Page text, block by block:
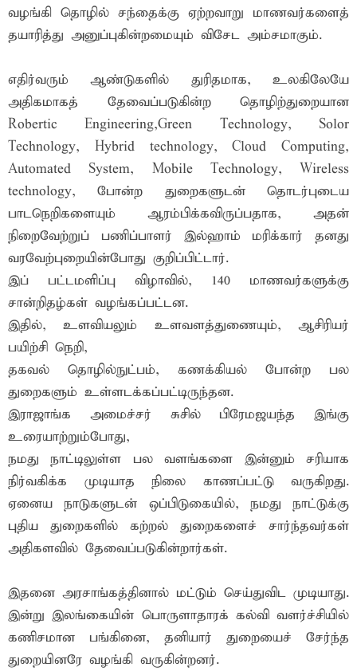
வழங்கி தொழில் சந்தைக்கு ஏற்றவாறு மாணவர்களைத்
தயாரித்து அனுப்புகின்றமையும் விசேட அம்சமாகும்.
எதிர்வரும் ஆண்டுகளில் துரிதமாக, உலகிலேயே
அதிகமாகத் தேவைப்படுகின்ற தொழிற்துறையான
Robertic Engineering,Green Technology, Solor
Technology, Hybrid technology, Cloud Computing,
Automated System, Mobile Technology, Wireless
technology, போன்ற துறைகளுடன் தொடர்புடைய
பாடநெறிகளையும் ஆரம்பிக்கவிருப்பதாக, அதன்
நிறைவேற்றுப் பணிப்பாளர் இல்ஹாம் மரிக்கார் தனது
வரவேற்புறையின்போது குறிப்பிட்டார்.
இப் பட்டமளிப்பு விழாவில், 140 மாணவர்களுக்கு
சான்றிதழ்கள் வழங்கப்பட்டன.
இதில், உளவியலும் உளவளத்துணையும், ஆசிரியர்
பயிற்சி நெறி,
தகவல் தொழில்நுட்பம், கணக்கியல் போன்ற பல
துறைகளும் உள்ளடக்கப்பட்டிருந்தன.
இராஜாங்க அமைச்சர் சுசில் பிரேமஜயந்த இங்கு
உரையாற்றும்போது,
நமது நாட்டிலுள்ள பல வளங்களை இன்னும் சரியாக
நிர்வகிக்க முடியாத நிலை காணப்பட்டு வருகிறது.
ஏனைய நாடுகளுடன் ஒப்பிடுகையில், நமது நாட்டுக்கு
புதிய துறைகளில் கற்றல் துறைகளைச் சார்ந்தவர்கள்
அதிகளவில் தேவைப்படுகின்றார்கள்.
இதனை அரசாங்கத்தினால் மட்டும் செய்துவிட முடியாது.
இன்று இலங்கையின் பொருளாதாரக் கல்வி வளர்ச்சியில்
கணிசமான பங்கினை, தனியார் துறையைச் சேர்ந்த
துறையினரே வழங்கி வருகின்றனர்.